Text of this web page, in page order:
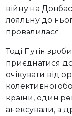
війну на
лояльну до
провалилася.
Тоді Путін
приєднатися
очікувати від
колективної
країни, один
анексували, а